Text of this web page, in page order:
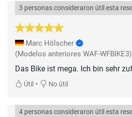
3 personas consideraron útil esta
Marc Hölscher
(Modelos anteriores WAF-WFBIKE3)
Das Bike ist mega. Ich bin sehr
Útil • No útil
4 personas consideraron útil esta